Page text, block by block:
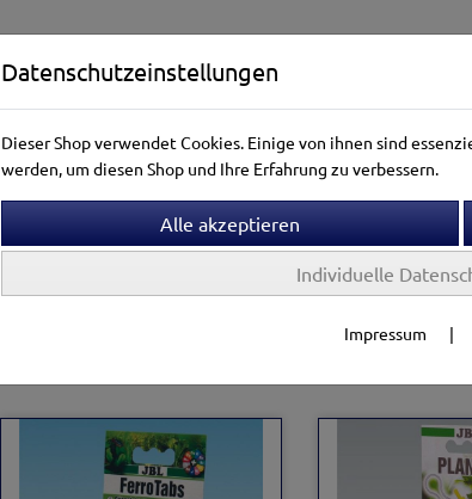
Hundewelt Kleintierwelt Vogelwelt
Datenschutzeinstellungen
Dieser Shop verwendet Cookies. Einige von ihnen sind
werden, um diesen Shop und Ihre Erfahrung zu verbessern.
Individuelle
Impressum |